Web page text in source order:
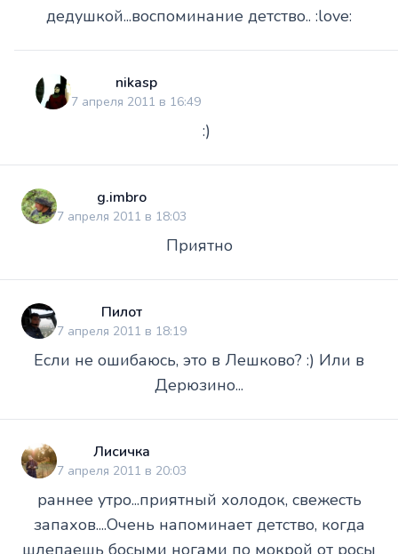
дедушкой...воспоминание детство.. :love:
nikasp
7 апреля 2011 в 16:49
:)
g.imbro
7 апреля 2011 в 18:03
Приятно
Пилот
7 апреля 2011 в 18:19
Если не ошибаюсь, это в Лешково? :) Или в
Дерюзино...
Лисичка
7 апреля 2011 в 20:03
раннее утро...приятный холодок, свежесть
запахов....Очень напоминает детство, когда
шлепаешь босыми ногами по мокрой от росы